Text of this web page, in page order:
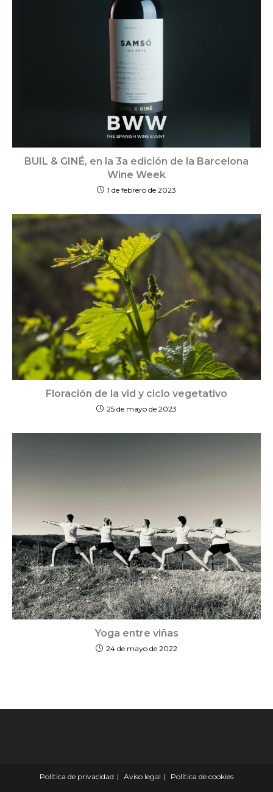
BUIL & GINÉ, en la 3a edición de la Barcelona
Wine Week
1 de febrero de 2023
Floración de la vid y ciclo vegetativo
25 de mayo de 2023
Yoga entre viñas
24 de mayo de 2022
Política de privacidad Aviso legal Política de cookies